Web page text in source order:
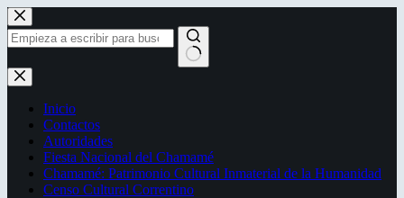
Saltar
al
contenido
Sin
resultados
Inicio
Contactos
Autoridades
Fiesta Nacional del Chamamé
Chamamé: Patrimonio Cultural Inmaterial de la Humanidad
Censo Cultural Correntino